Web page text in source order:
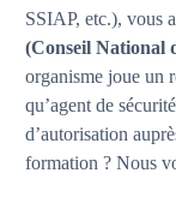
SSIAP, etc.), vous
(Conseil National
organisme joue un
qu’agent de
d’autorisation
formation ? Nous